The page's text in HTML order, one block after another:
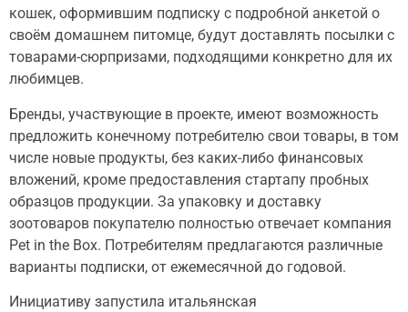
кошек, оформившим подписку с подробной анкетой о
своём домашнем питомце, будут доставлять посылки с
товарами-сюрпризами, подходящими конкретно для их
любимцев.
Бренды, участвующие в проекте, имеют возможность
предложить конечному потребителю свои товары, в том
числе новые продукты, без каких-либо финансовых
вложений, кроме предоставления стартапу пробных
образцов продукции. За упаковку и доставку
зоотоваров покупателю полностью отвечает компания
Pet in the Box. Потребителям предлагаются различные
варианты подписки, от ежемесячной до годовой.
Инициативу запустила итальянская